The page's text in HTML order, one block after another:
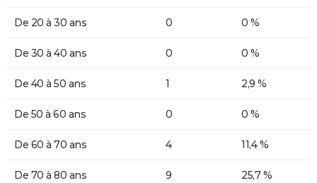
De 20 à 30 ans 0 0 %
De 30 à 40 ans 0 0 %
De 40 à 50 ans 1 2,9 %
De 50 à 60 ans 0 0 %
De 60 à 70 ans 4 11,4 %
De 70 à 80 ans 9 25,7 %